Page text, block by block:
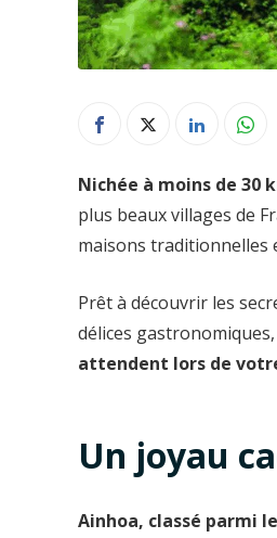
Nichée à moins de 30
plus beaux villages de
maisons traditionnelles
Prêt à découvrir les
délices
attendent lors de
Un joyau
Ainhoa, classé parmi